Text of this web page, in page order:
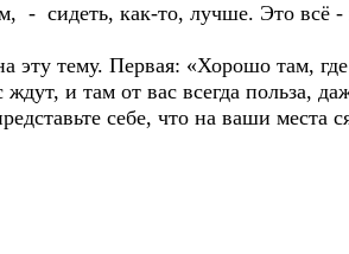
- сидеть, как-то, лучше. Это всё -
тему. Первая: «Хорошо там, где
и там от вас всегда польза,
себе, что на ваши места